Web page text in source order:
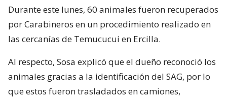
Durante este lunes, 60 animales fueron recuperados
por Carabineros en un procedimiento realizado en
las cercanías de Temucucui en Ercilla.
Al respecto, Sosa explicó que el dueño reconoció los
animales gracias a la identificación del SAG, por lo
que estos fueron trasladados en camiones,